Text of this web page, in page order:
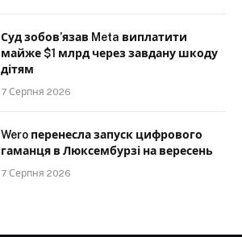
Суд зобов’язав Meta виплатити
майже $1 млрд через завдану шкоду
дітям
7 Серпня 2026
Wero перенесла запуск цифрового
гаманця в Люксембурзі на вересень
7 Серпня 2026